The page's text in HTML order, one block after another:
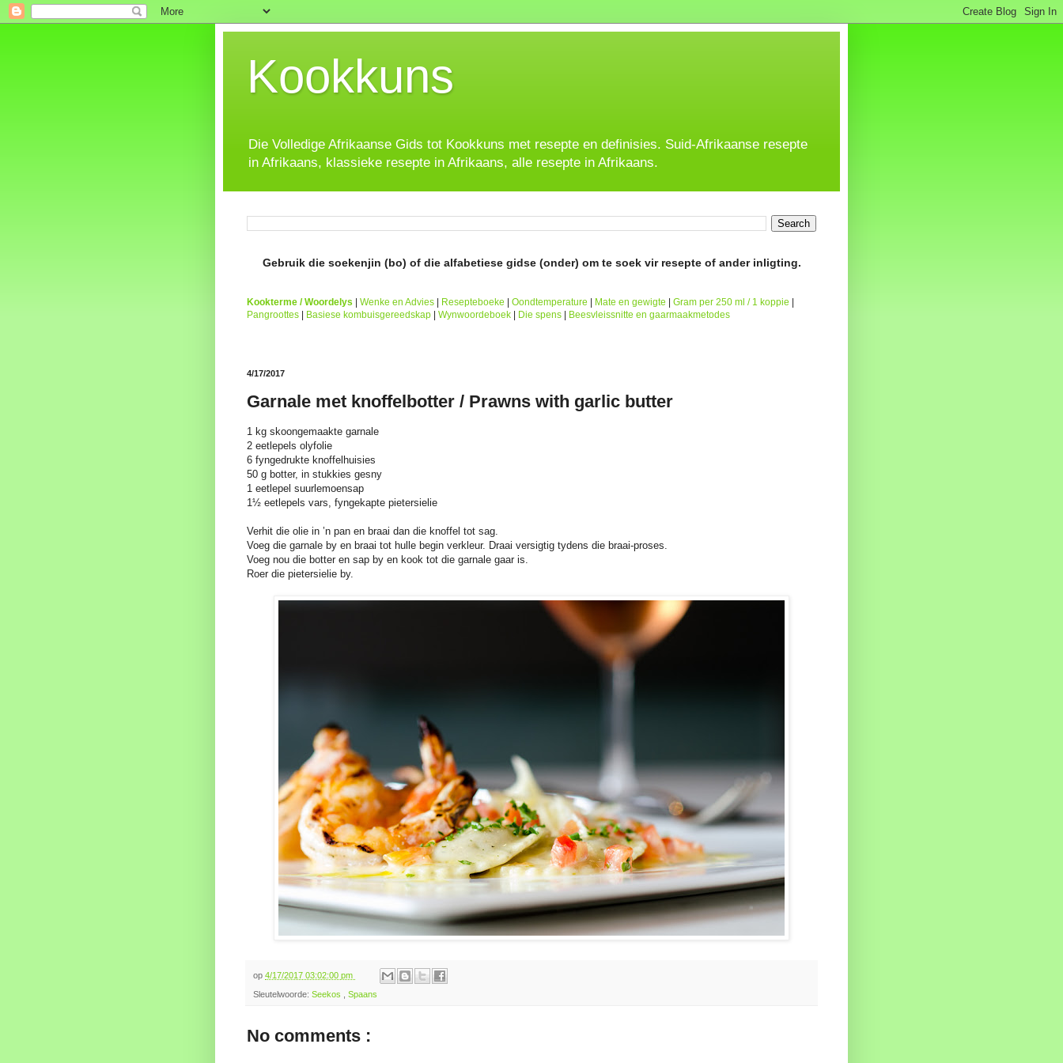
Kookkuns
Die Volledige Afrikaanse Gids tot Kookkuns met resepte en definisies. Suid-Afrikaanse resepte
in Afrikaans, klassieke resepte in Afrikaans, alle resepte in Afrikaans.
Gebruik die soekenjin (bo) of die alfabetiese gidse (onder) om te soek vir resepte of ander inligting.
Kookterme / Woordelys Wenke en Advies Resepteboeke Oondtemperature Mate en gewigte Gram per 250 ml / 1 koppie
Pangroottes
Basiese kombuisgereedskap Wynwoordeboek Die spens Beesvleissnitte en gaarmaakmetodes
4/17/2017
Garnale met knoffelbotter / Prawns with garlic butter
1 kg skoongemaakte garnale
2 eetlepels olyfolie
6 fyngedrukte knoffelhuisies
50 g botter, in stukkies gesny
1 eetlepel suurlemoensap
1½ eetlepels vars, fyngekapte pietersielie
Verhit die olie in ’n pan en braai dan die knoffel tot sag.
Voeg die garnale by en braai tot hulle begin verkleur. Draai versigtig tydens die braai-proses.
Voeg nou die botter en sap by en kook tot die garnale gaar is.
Roer die pietersielie by.
op 4/17/2017 03:02:00 pm
Sleutelwoorde: Seekos , Spaans
No comments :